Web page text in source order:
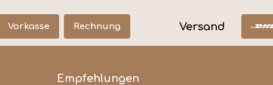
Vorkasse Rechnung Versand
Empfehlungen